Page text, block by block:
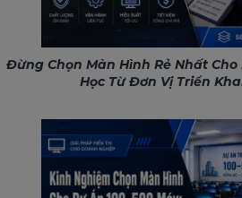
Đừng Chọn Màn Hình Rẻ Nhất Cho
Học Từ Đơn Vị Triển